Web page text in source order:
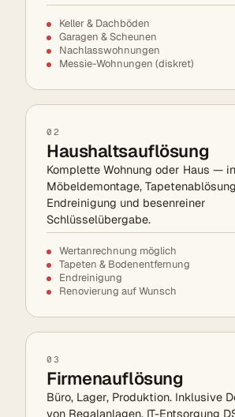
Keller & Dachböden
Garagen & Scheunen
Nachlasswohnungen
Messie-Wohnungen (diskret)
02
Haushaltsauflösung
Komplette Wohnung oder Haus —
Möbeldemontage,
Endreinigung und besenreiner
Schlüsselübergabe.
Wertanrechnung möglich
Tapeten & Bodenentfernung
Endreinigung
Renovierung auf Wunsch
03
Firmenauflösung
Büro, Lager, Produktion. Inklusive
von Regalanlagen, IT-Entsorgung